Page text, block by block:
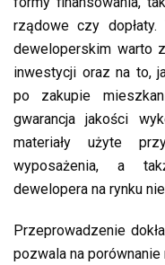
rządowe czy
deweloperskim warto
inwestycji oraz na to,
po zakupie
gwarancja jakości
materiały użyte
wyposażenia, a
dewelopera na rynku
Przeprowadzenie
pozwala na